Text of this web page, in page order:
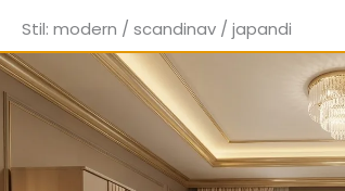
Stil: modern / scandinav / japandi
Materiale: lemn + stofă textilă premium
Întreținere: curățare ușoară cu lavetă
CONDITII TRANSPORT
Livrarea produselor Givastar se face